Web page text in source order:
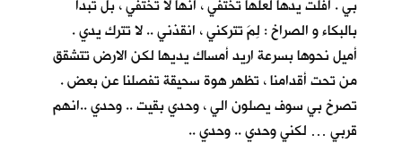
بي . افلت يدها لعلها تختفي ، انها لا تختفي ، بل تبدا
بالبكاء و الصراخ : لِمَ تتركني ، انقذني .. لا تترك يدي .
أميل نحوها بسرعة اريد أمساك يديها لكن الارض تتشقق
من تحت أقدامنا ، تظهر هوة سحيقة تفصلنا عن بعض .
تصرخ بي سوف يصلون الي ، وحدي بقيت .. وحدي ..انهم
قربي … لكني وحدي .. وحدي ..